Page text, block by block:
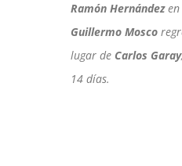
Ramón Hernándezen
Guillermo Mosco
lugar de Carlos Garay
14 días.